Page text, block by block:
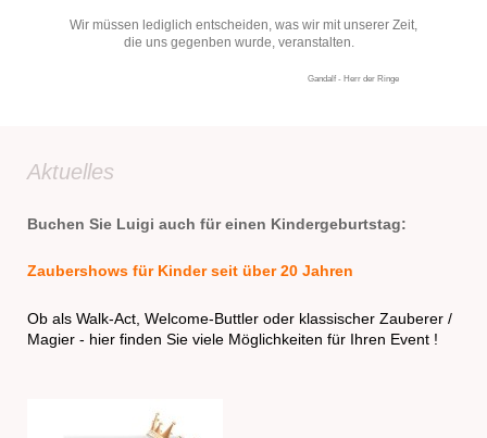
Wir müssen lediglich entscheiden, was wir mit unserer Zeit,
die uns gegenben wurde, veranstalten.
Gandalf - Herr der Ringe
Aktuelles
Buchen Sie Luigi auch für einen Kindergeburtstag:
Zaubershows für Kinder seit über 20 Jahren
Ob als Walk-Act, Welcome-Buttler oder klassischer Zauberer /
Magier - hier finden Sie viele Möglichkeiten für Ihren Event !